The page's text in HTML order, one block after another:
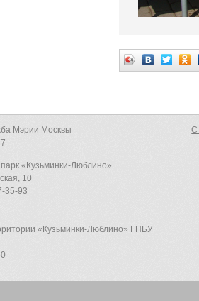
Мэрии Москвы
«Кузьминки-Люблино»
10
35-93
«Кузьминки-Люблино» ГПБУ